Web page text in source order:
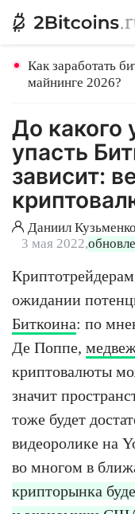
Как заработать
майнинге 2026?
До какого
упасть
зависит:
Даниил
3 мая 2022,
Криптотрейдерам
ожидании
Биткоина: по
Де Поппе,
криптовалюты
значит
тоже будет
видеоролике на
во многом в
крипторынка